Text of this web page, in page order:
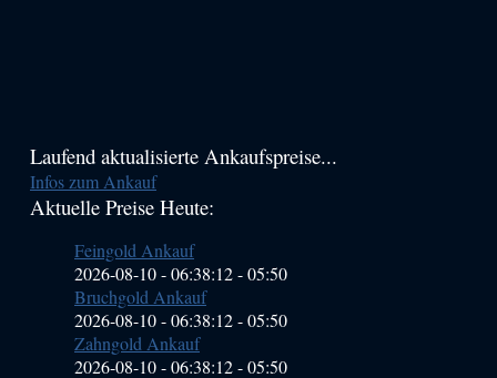
Haupt-
Sidebar
Laufend aktualisierte Ankaufspreise...
Infos zum Ankauf
Aktuelle Preise Heute:
Feingold Ankauf
2026-08-10 - 06:38:12-05:50
Bruchgold Ankauf
2026-08-10 - 06:38:12-05:50
Zahngold Ankauf
2026-08-10 - 06:38:12-05:50